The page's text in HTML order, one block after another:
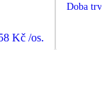
Kč /os.
Doba